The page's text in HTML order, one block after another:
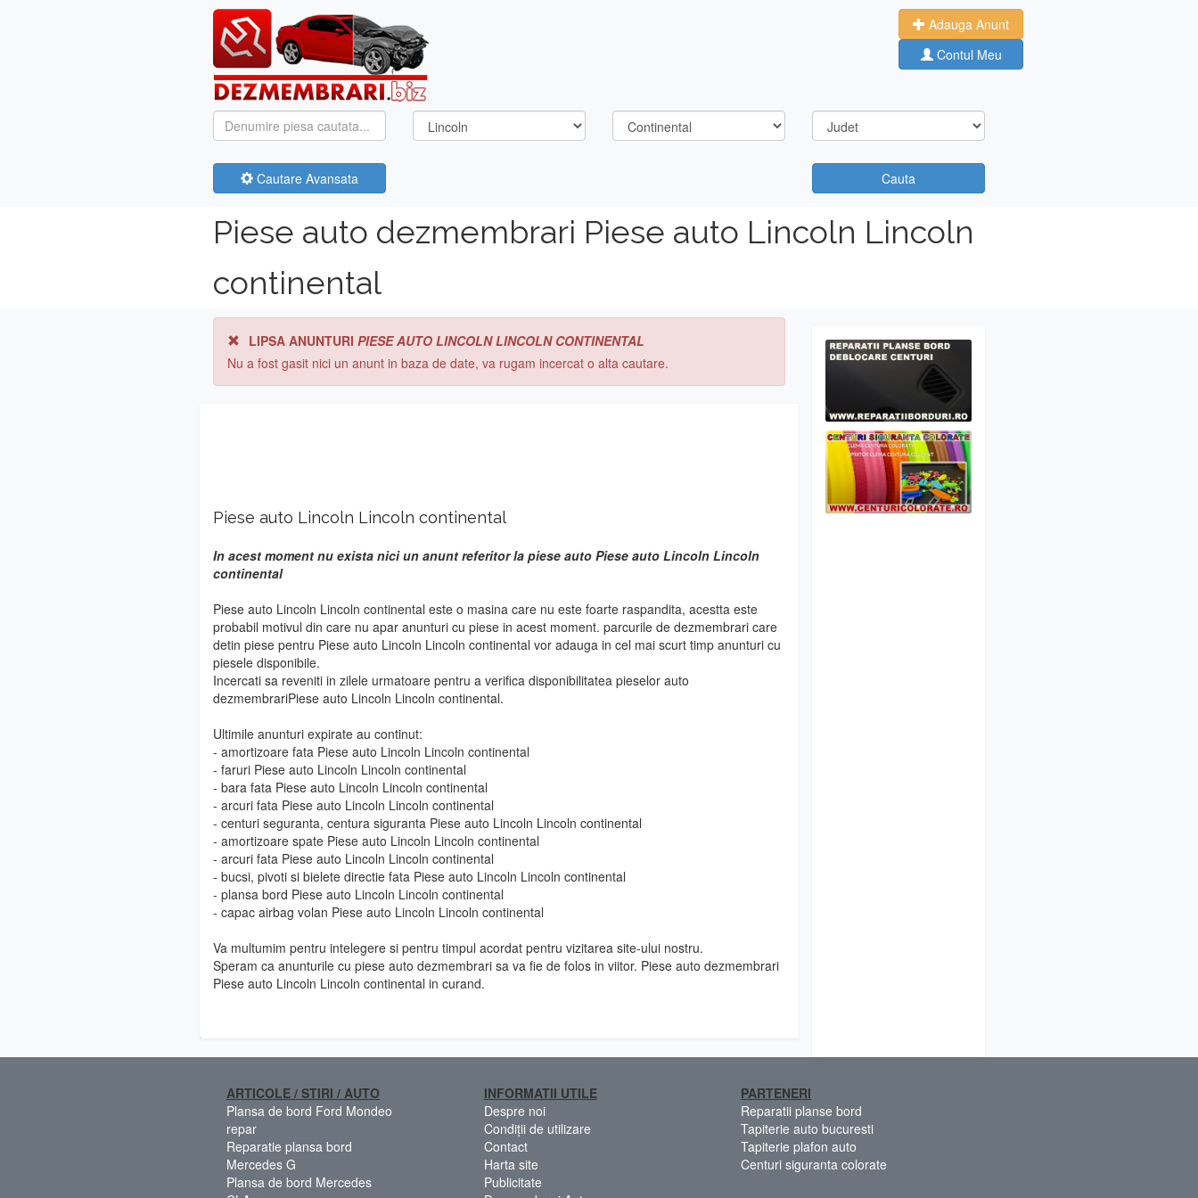
Adauga Anunt
Contul Meu
Cautare Avansata Cauta
Piese auto dezmembrari Piese auto Lincoln Lincoln
continental
LIPSA ANUNTURI PIESE AUTO LINCOLN LINCOLN CONTINENTAL
Nu a fost gasit nici un anunt in baza de date, va rugam incercat o alta cautare.
Piese auto Lincoln Lincoln continental
In acest moment nu exista nici un anunt referitor la piese auto Piese auto Lincoln Lincoln
continental
Piese auto Lincoln Lincoln continental este o masina care nu este foarte raspandita, acestta este
probabil motivul din care nu apar anunturi cu piese in acest moment. parcurile de dezmembrari care
detin piese pentru Piese auto Lincoln Lincoln continental vor adauga in cel mai scurt timp anunturi cu
piesele disponibile.
Incercati sa reveniti in zilele urmatoare pentru a verifica disponibilitatea pieselor auto
dezmembrariPiese auto Lincoln Lincoln continental.
Ultimile anunturi expirate au continut:
- amortizoare fata Piese auto Lincoln Lincoln continental
- faruri Piese auto Lincoln Lincoln continental
- bara fata Piese auto Lincoln Lincoln continental
- arcuri fata Piese auto Lincoln Lincoln continental
- centuri seguranta, centura siguranta Piese auto Lincoln Lincoln continental
- amortizoare spate Piese auto Lincoln Lincoln continental
- arcuri fata Piese auto Lincoln Lincoln continental
- bucsi, pivoti si bielete directie fata Piese auto Lincoln Lincoln continental
- plansa bord Piese auto Lincoln Lincoln continental
- capac airbag volan Piese auto Lincoln Lincoln continental
Va multumim pentru intelegere si pentru timpul acordat pentru vizitarea site-ului nostru.
Speram ca anunturile cu piese auto dezmembrari sa va fie de folos in viitor. Piese auto dezmembrari
Piese auto Lincoln Lincoln continental in curand.
ARTICOLE / STIRI / AUTO
Plansa de bord Ford Mondeo
repar
Reparatie plansa bord
Mercedes G
Plansa de bord Mercedes
INFORMATII UTILE
Despre noi
Condiții de utilizare
Contact
Harta site
Publicitate
PARTENERI
Reparatii planse bord
Tapiterie auto bucuresti
Tapiterie plafon auto
Centuri siguranta colorate